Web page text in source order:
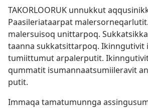
TAKORLOORUK un­nuk­kut
Paasileriataar­pat
malersuisoq unit­tar­poq.
taan­na suk­katsit­tar­poq.
tumiit­tumut ar­paler­putit.
qum­matit isuman­naatsumiileravit
putit.
Im­maqa tamatumun­nga